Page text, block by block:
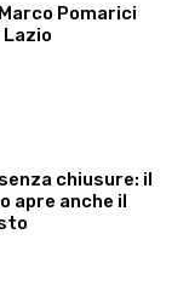
Pomarici
chiusure: il
apre anche il